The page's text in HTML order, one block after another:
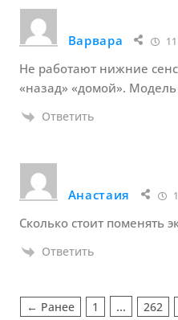
Варвара
Не работают нижние
«назад» «домой».
Ответить
Анастаия
Cколько стоит поменять
Ответить
← Ранее 1 … 262